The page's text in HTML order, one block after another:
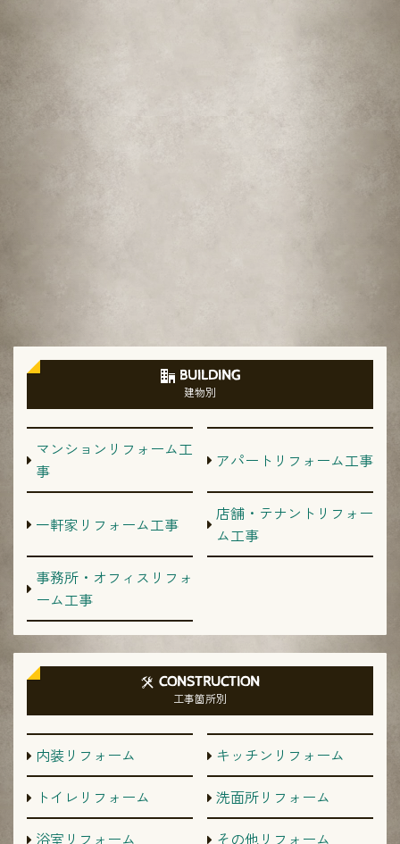
BUILDING
建物別
マンションリフォーム工
事
アパートリフォーム工事
一軒家リフォーム工事
店舗・テナントリフォー
ム工事
事務所・オフィスリフォ
ーム工事
CONSTRUCTION
工事箇所別
内装リフォーム
キッチンリフォーム
トイレリフォーム
洗面所リフォーム
浴室リフォーム
その他リフォーム